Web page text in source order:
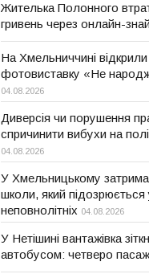
Жителька Полонного
гривень через онлайн-
На Хмельниччині
фотовиставку «Не
04.08.2026
Диверсія чи порушення
спричинити вибухи на
04.08.2026
У Хмельницькому
школи, який
неповнолітніх 04.08.2026
У Нетішині вантажівка
автобусом: четверо